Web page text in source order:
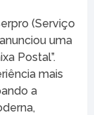
(Serviço
uma
Postal”.
mais
a